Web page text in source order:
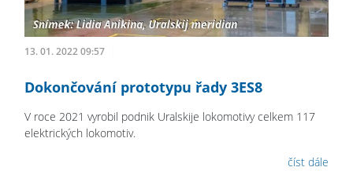
13. 01. 2022 09:57
Dokončování prototypu řady 3ES8
V roce 2021 vyrobil podnik Uralskije lokomotivy celkem 117
elektrických lokomotiv.
číst dále